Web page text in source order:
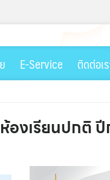
E-Service ติดต่อเ
องเรียนปกติ